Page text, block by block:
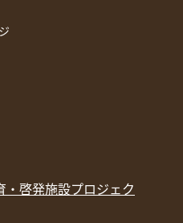
・啓発施設プロジェク